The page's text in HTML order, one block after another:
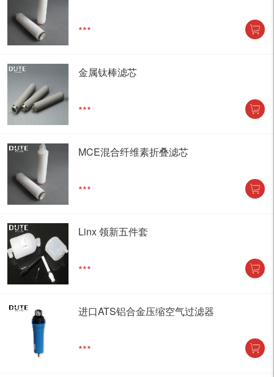
***
金属钛棒滤芯
***
MCE混合纤维素折叠滤芯
***
Linx 领新五件套
***
进口ATS铝合金压缩空气过滤器
***